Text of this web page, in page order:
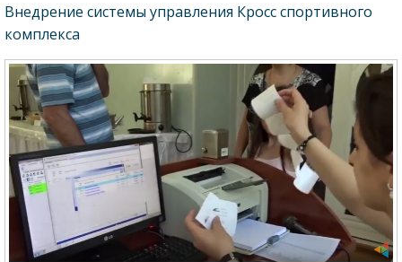
Внедрение системы управления Кросс спортивного
комплекса